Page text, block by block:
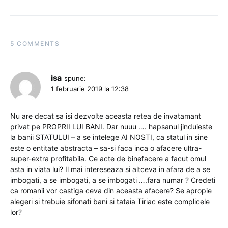
5 COMMENTS
isa spune:
1 februarie 2019 la 12:38
Nu are decat sa isi dezvolte aceasta retea de invatamant
privat pe PROPRII LUI BANI. Dar nuuu …. hapsanul jinduieste
la banii STATULUI – a se intelege AI NOSTI, ca statul in sine
este o entitate abstracta – sa-si faca inca o afacere ultra-
super-extra profitabila. Ce acte de binefacere a facut omul
asta in viata lui? Il mai intereseaza si altceva in afara de a se
imbogati, a se imbogati, a se imbogati ….fara numar ? Credeti
ca romanii vor castiga ceva din aceasta afacere? Se apropie
alegeri si trebuie sifonati bani si tataia Tiriac este complicele
lor?